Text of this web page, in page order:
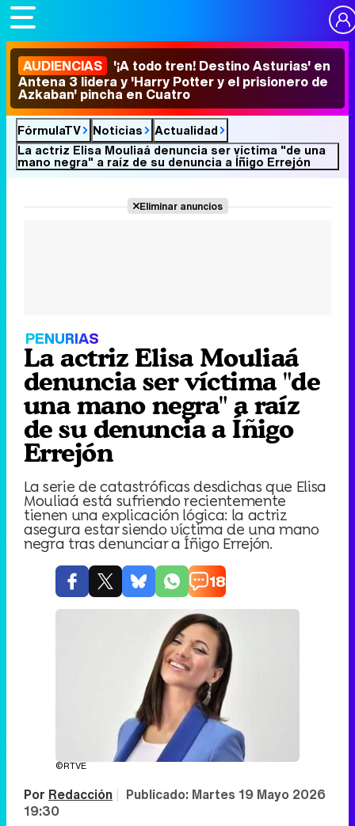
AUDIENCIAS '¡A todo tren! Destino Asturias' en
Antena 3 lidera y 'Harry Potter y el prisionero de
Azkaban' pincha en Cuatro
FórmulaTV Noticias
Actualidad
La actriz Elisa Mouliaá denuncia ser víctima "de una
mano negra" a raíz de su denuncia a Íñigo Errejón
Eliminar anuncios
PENURIAS
La actriz Elisa Mouliaá
denuncia ser víctima "de
una mano negra" a raíz
de su denuncia a Íñigo
Errejón
La serie de catastróficas desdichas que Elisa
Mouliaá está sufriendo recientemente
tienen una explicación lógica: la actriz
asegura estar siendo víctima de una mano
negra tras denunciar a Íñigo Errejón.
18
©RTVE
Por Redacción | Publicado: Martes 19 Mayo 2026
19:30